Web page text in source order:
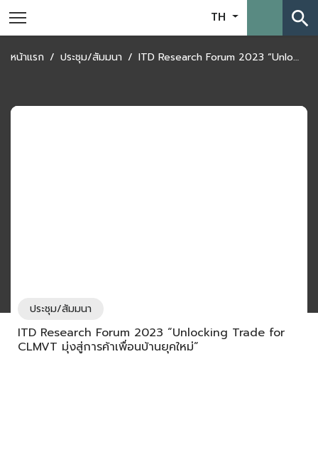
TH search
หน้าแรก ประชุม/สัมมนา ITD Research Forum 2023 “Unlocking Trade for CLMVT มุ่งสู่การค้าเพื่อนบ้านยุคใหม่”
ประชุม/สัมมนา
ITD Research Forum 2023 “Unlocking Trade for
CLMVT มุ่งสู่การค้าเพื่อนบ้านยุคใหม่”